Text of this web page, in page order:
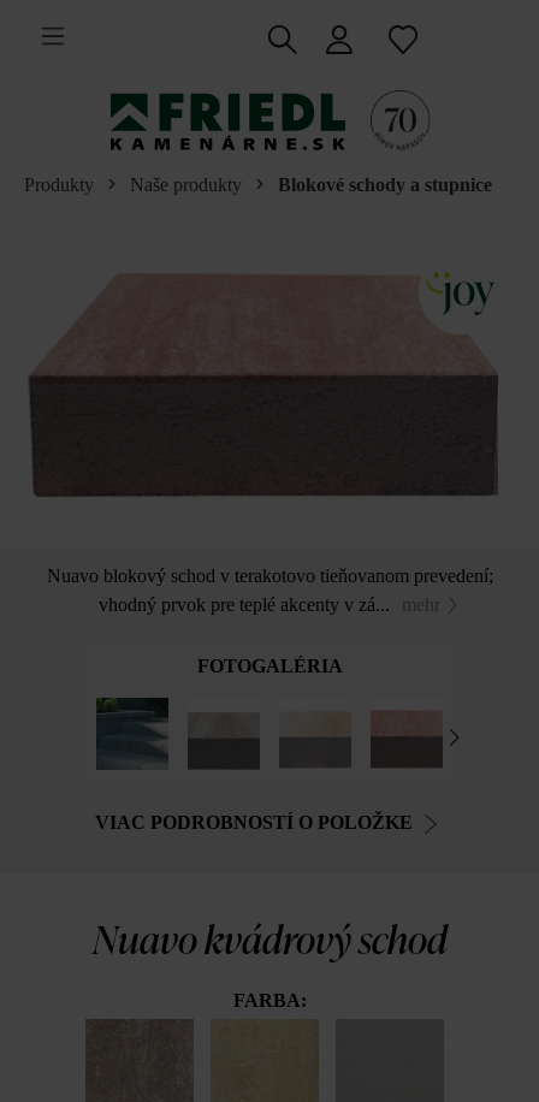
hlavný obsah
Produkty Naše produkty Blokové schody a stupnice
Nuavo blokový schod v terakotovo tieňovanom prevedení;
vhodný prvok pre teplé akcenty v zá...
mehr
FOTOGALÉRIA
VIAC PODROBNOSTÍ O POLOŽKE
Nuavo kvádrový schod
FARBA: